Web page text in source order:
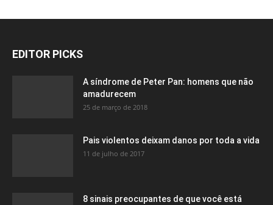
EDITOR PICKS
A síndrome de Peter Pan: homens que não
amadurecem
25 de março de 2018
Pais violentos deixam danos por toda a vida
11 de julho de 2017
8 sinais preocupantes de que você está